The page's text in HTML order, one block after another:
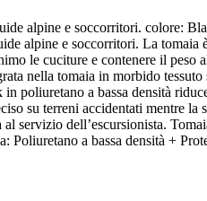
alpine e soccorritori. colore:
alpine e soccorritori. La tomaia
le cuciture e contenere il peso
nella tomaia in morbido
poliuretano a bassa densità
su terreni accidentati mentre la
servizio dell’escursionista.
Poliuretano a bassa densità +